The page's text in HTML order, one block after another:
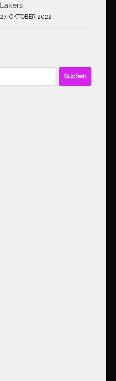
Lakers
27. OKTOBER 2022